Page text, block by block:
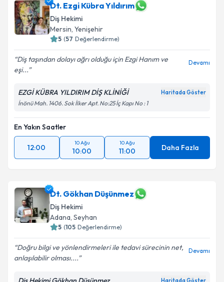
E-posta Adresiniz
Kişisel verilerimin işlenmesine ilişkin Aydınlatma
Takvim Talebini Gönder
Dt. Ezgi Kübra Yıldırım
Diş Hekimi
Mersin, Yenişehir
5 (57 Değerlendirme)
Diş taşından dolayı ağrı olduğu için Ezgi Hanım ve
eşi...
Devamı
EZGİ KÜBRA YILDIRIM DİŞ KLİNİĞİ Haritada Göster
İnönü Mah. 1406. Sok İlker Apt. No:25 İç Kapı No : 1
En Yakın Saatler
12:00
10 Ağu
10:00
10 Ağu
11:00 Daha Fazla
Dt. Gökhan Düşünmez
Diş Hekimi
Adana, Seyhan
5 (105 Değerlendirme)
Doğru bilgi ve yönlendirmeleri ile tedavi sürecinin net,
anlaşılabilir olması....
Devamı
Haritada Göster